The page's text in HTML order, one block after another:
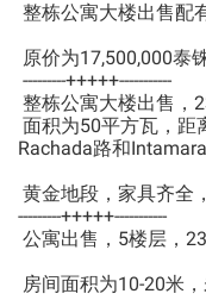
整栋公寓大楼出售配
原价为17,500,000泰
---------+++++-----------
整栋公寓大楼出售，
面积为50平方瓦，距
Rachada路和
黄金地段，家具齐全
---------+++++-----------
公寓出售，5楼层，
房间面积为10-20米